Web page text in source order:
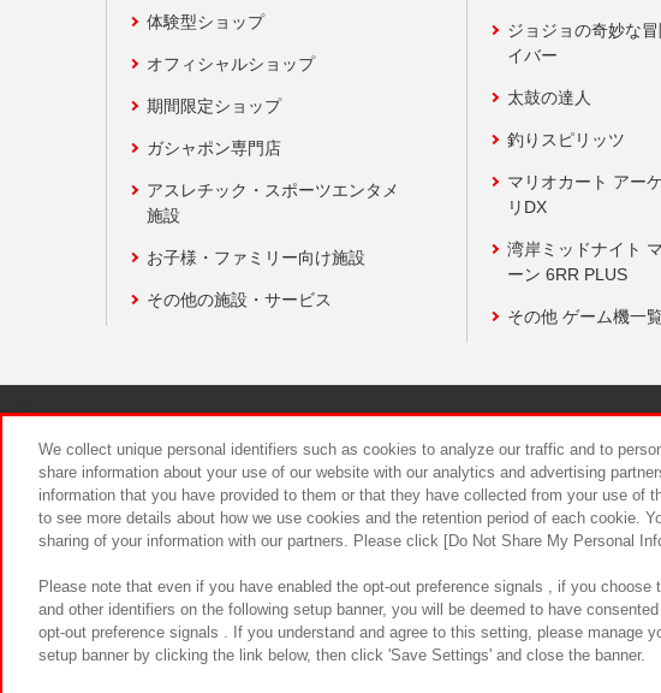
体験型ショップ
オフィシャルショップ
期間限定ショップ
ガシャポン専門店
アスレチック・スポーツエンタメ
施設
お子様・ファミリー向け施設
その他の施設・サービス
ジョジョの奇妙な
イバー
太鼓の達人
釣りスピリッツ
マリオカート アー
リDX
湾岸ミッドナイト
ーン 6RR PLUS
その他 ゲーム機一
食品のご提供について
We collect unique personal identifiers such as cookies to analyze our traffic and to
share information about your use of our website with our analytics and advertising
information that you have provided to them or that they have collected from your use of
to see more details about how we use cookies and the retention period of each cookie.
sharing of your information with our partners. Please click [Do Not Share My Personal
Please note that even if you have enabled the opt-out preference signals , if you choose
and other identifiers on the following setup banner, you will be deemed to have
opt-out preference signals . If you understand and agree to this setting, please manage
setup banner by clicking the link below, then click 'Save Settings' and close the banner.